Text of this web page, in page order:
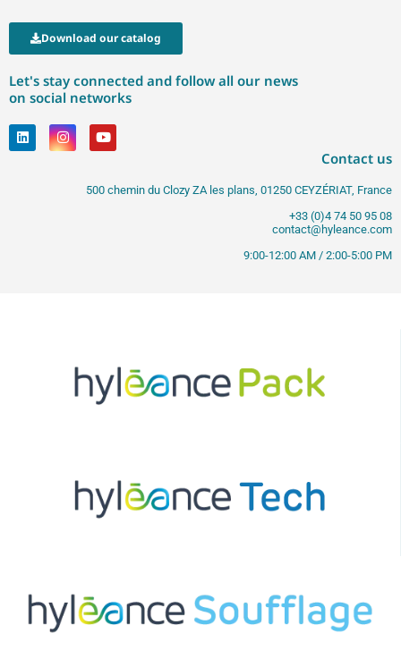
Download our catalog
Let's stay connected and follow all our news
on social networks
Contact us
500 chemin du Clozy ZA les plans, 01250 CEYZÉRIAT, France
+33 (0)4 74 50 95 08
contact@hyleance.com
9:00-12:00 AM / 2:00-5:00 PM